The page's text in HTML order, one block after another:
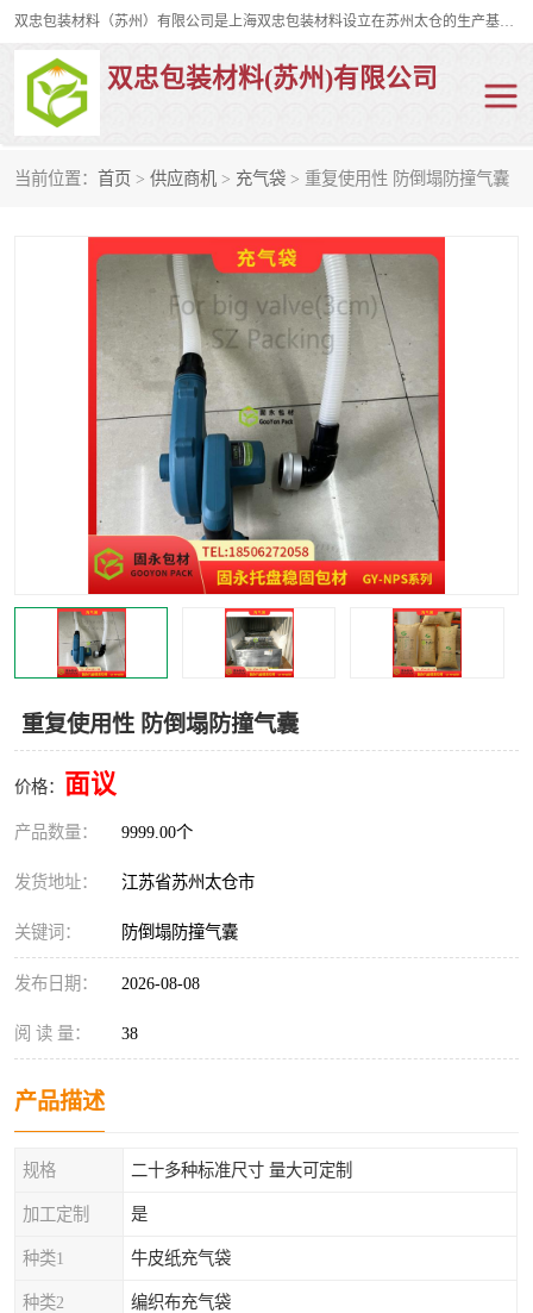
双忠包装材料（苏州）有限公司是上海双忠包装材料设立在苏州太仓的生产基地，占地约2万平米，产品主要有打孔缠绕膜，拉伸蜂窝纸，集装箱充气袋，滑托板，打包带，裹包网兜，防滑纸等箱体和托盘的运输和保护性包材。固永包材®，GooYon Pack®，是我们保护性包装材料的专属品牌。
双忠包装材料(苏州)有限公司
当前位置： 首页 > 供应商机 > 充气袋 > 重复使用性 防倒塌防撞气囊
重复使用性 防倒塌防撞气囊
价格： 面议
产品数量： 9999.00个
发货地址： 江苏省苏州太仓市
关键词： 防倒塌防撞气囊
发布日期： 2026-08-08
阅 读 量： 38
产品描述
规格 二十多种标准尺寸 量大可定制
加工定制 是
种类1 牛皮纸充气袋
种类2 编织布充气袋
裹包网兜 纤维打包带
充气袋
缠绕膜
托盘裹包网兜